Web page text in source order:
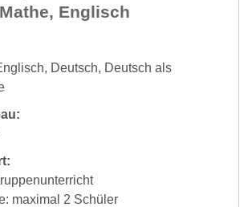
Englisch
Deutsch, Deutsch als
maximal 2 Schüler